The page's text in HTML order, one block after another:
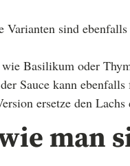
sind
Basilikum oder
Sauce kann
ersetze den Lachs
man